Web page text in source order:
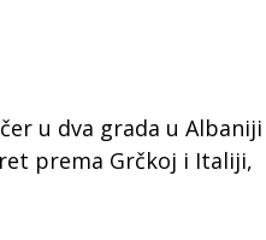
u dva grada u Albaniji
prema Grčkoj i Italiji,